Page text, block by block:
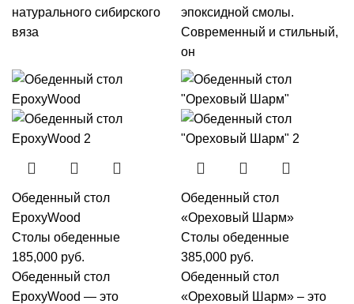
натурального сибирского
вяза
эпоксидной смолы.
Современный и стильный,
он
Обеденный стол
EpoxyWood
Столы обеденные
185,000 руб.
Обеденный стол
EpoxyWood — это
Обеденный стол
«Ореховый Шарм»
Столы обеденные
385,000 руб.
Обеденный стол
«Ореховый Шарм» – это